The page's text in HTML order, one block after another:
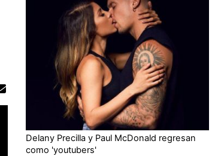
Delany Precilla y Paul McDonald regresan
como 'youtubers'